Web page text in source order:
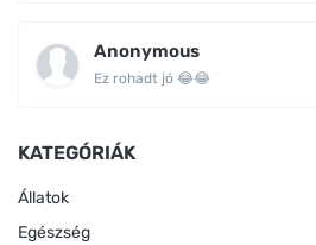
Anonymous
Ez rohadt jó 😂😂
KATEGÓRIÁK
Állatok
Egészség